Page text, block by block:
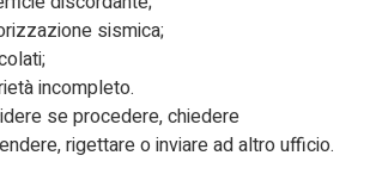
sismica;
incompleto.
se procedere, chiedere
rigettare o inviare ad altro ufficio.